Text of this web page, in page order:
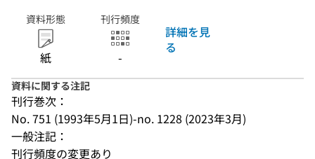
資料形態
紙
刊行頻度
-
詳細を見
る
資料に関する注記
刊行巻次：
No. 751 (1993年5月1日)-no. 1228 (2023年3月)
一般注記：
刊行頻度の変更あり